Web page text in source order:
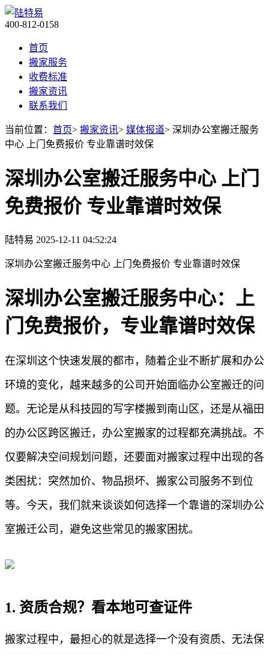
400-812-0158
首页
搬家服务
收费标准
搬家资讯
联系我们
当前位置： 首页> 搬家资讯> 媒体报道> 深圳办公室搬迁服务
中心 上门免费报价 专业靠谱时效保
深圳办公室搬迁服务中心 上门
免费报价 专业靠谱时效保
陆特易 2025-12-11 04:52:24
深圳办公室搬迁服务中心 上门免费报价 专业靠谱时效保
深圳办公室搬迁服务中心：上
门免费报价，专业靠谱时效保
在深圳这个快速发展的都市，随着企业不断扩展和办公
环境的变化，越来越多的公司开始面临办公室搬迁的问
题。无论是从科技园的写字楼搬到南山区，还是从福田
的办公区跨区搬迁，办公室搬家的过程都充满挑战。不
仅要解决空间规划问题，还要面对搬家过程中出现的各
类困扰：突然加价、物品损坏、搬家公司服务不到位
等。今天，我们就来谈谈如何选择一个靠谱的深圳办公
室搬迁公司，避免这些常见的搬家困扰。
1. 资质合规？看本地可查证件
搬家过程中，最担心的就是选择一个没有资质、无法保